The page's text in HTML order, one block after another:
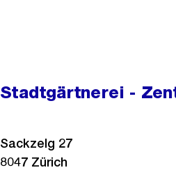
Stadtgärtnerei -
Sackzelg 27
8047 Zürich